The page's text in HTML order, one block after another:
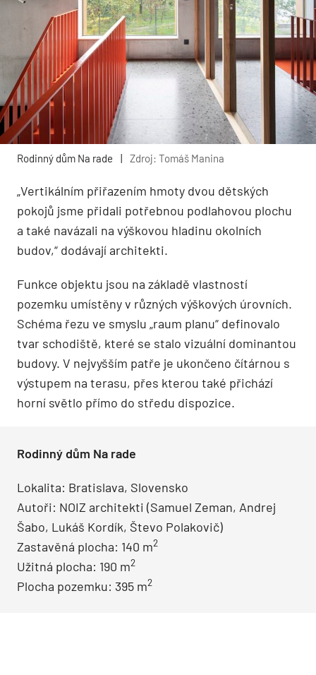
Rodinný dům Na rade | Zdroj: Tomáš Manina
„Vertikálním přiřazením hmoty dvou dětských
pokojů jsme přidali potřebnou podlahovou plochu
a také navázali na výškovou hladinu okolních
budov,“ dodávají architekti.
Funkce objektu jsou na základě vlastností
pozemku umístěny v různých výškových úrovních.
Schéma řezu ve smyslu „raum planu“ definovalo
tvar schodiště, které se stalo vizuální dominantou
budovy. V nejvyšším patře je ukončeno čítárnou s
výstupem na terasu, přes kterou také přichází
horní světlo přímo do středu dispozice.
Rodinný dům Na rade
Lokalita: Bratislava, Slovensko
Autoři: NOIZ architekti (Samuel Zeman, Andrej
Šabo, Lukáš Kordík, Števo Polakovič)
Zastavěná plocha: 140 m2
Užitná plocha: 190 m2
Plocha pozemku: 395 m2